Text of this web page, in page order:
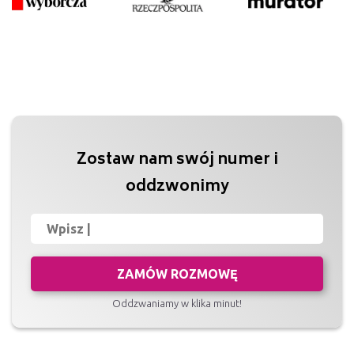
Zostaw nam swój numer i
oddzwonimy
ZAMÓW ROZMOWĘ
Oddzwaniamy w klika minut!